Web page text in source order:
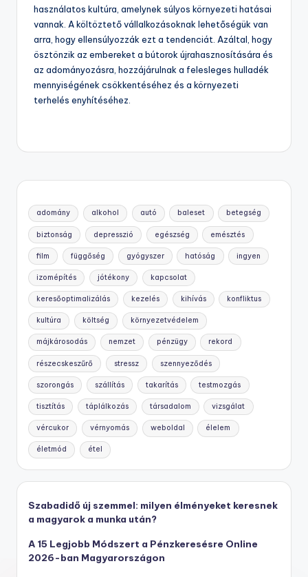
használatos kultúra, amelynek súlyos környezeti hatásai
vannak. A költöztető vállalkozásoknak lehetőségük van
arra, hogy ellensúlyozzák ezt a tendenciát. Azáltal, hogy
ösztönzik az embereket a bútorok újrahasznosítására és
az adományozásra, hozzájárulnak a felesleges hulladék
mennyiségének csökkentéséhez és a környezeti
terhelés enyhítéséhez.
adomány alkohol autó baleset betegség
biztonság depresszió egészség emésztés
film függőség gyógyszer hatóság ingyen
izomépítés jótékony kapcsolat
keresőoptimalizálás kezelés kihívás konfliktus
kultúra költség környezetvédelem
májkárosodás nemzet pénzügy rekord
részecskeszűrő stressz szennyeződés
szorongás szállítás takarítás testmozgás
tisztítás táplálkozás társadalom vizsgálat
vércukor vérnyomás weboldal élelem
életmód étel
Szabadidő új szemmel: milyen élményeket keresnek
a magyarok a munka után?
A 15 Legjobb Módszert a Pénzkeresésre Online
2026-ban Magyarországon